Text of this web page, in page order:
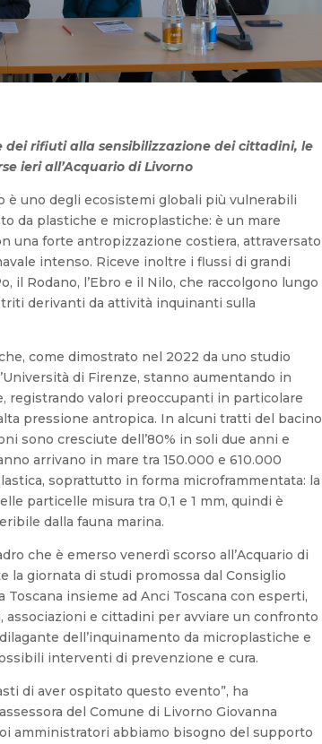
dei rifiuti alla sensibilizzazione dei cittadini, le
ieri all’Acquario di Livorno
è uno degli ecosistemi globali più vulnerabili
da plastiche e microplastiche: è un mare
una forte antropizzazione costiera, attraversato
intenso. Riceve inoltre i flussi di grandi
il Rodano, l’Ebro e il Nilo, che raccolgono lungo
derivanti da attività inquinanti sulla
come dimostrato nel 2022 da uno studio
di Firenze, stanno aumentando in
registrando valori preoccupanti in particolare
pressione antropica. In alcuni tratti del bacino
sono cresciute dell’80% in soli due anni e
arrivano in mare tra 150.000 e 610.000
soprattutto in forma microframmentata: la
particelle misura tra 0,1 e 1 mm, quindi è
dalla fauna marina.
che è emerso venerdì scorso all’Acquario di
la giornata di studi promossa dal Consiglio
Toscana insieme ad Anci Toscana con esperti,
associazioni e cittadini per avviare un confronto
dell’inquinamento da microplastiche e
interventi di prevenzione e cura.
di aver ospitato questo evento”, ha
del Comune di Livorno Giovanna
amministratori abbiamo bisogno del supporto